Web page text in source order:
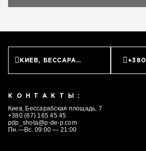
КИЕВ, БЕССАРАБСКАЯ ПЛОЩАДЬ, 7
КОНТАКТЫ:
Киев, Бессарабская площадь, 7
+380 (67) 165 45 45
pdp_shota@p-de-p.com
Пн.—Вс. 09:00 — 21:00